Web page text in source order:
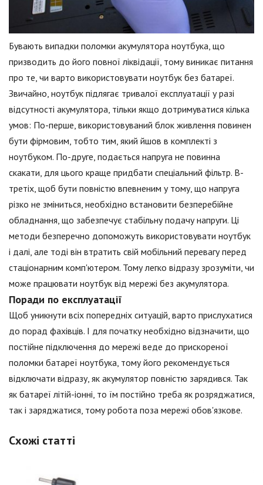
Бувають випадки поломки акумулятора ноутбука, що
призводить до його повної ліквідації, тому виникає питання
про те, чи варто використовувати ноутбук без батареї.
Звичайно, ноутбук підлягає тривалої експлуатації у разі
відсутності акумулятора, тільки якщо дотримуватися кілька
умов: По-перше, використовуваний блок живлення повинен
бути фірмовим, тобто тим, який йшов в комплекті з
ноутбуком. По-друге, подається напруга не повинна
скакати, для цього краще придбати спеціальний фільтр. В-
третіх, щоб бути повністю впевненим у тому, що напруга
різко не зміниться, необхідно встановити безперебійне
обладнання, що забезпечує стабільну подачу напруги. Ці
методи безперечно допоможуть використовувати ноутбук
і далі, але тоді він втратить свій мобільний перевагу перед
стаціонарним комп'ютером. Тому легко відразу зрозуміти, чи
може працювати ноутбук від мережі без акумулятора.
Поради по експлуатації
Щоб уникнути всіх попередніх ситуацій, варто прислухатися
до порад фахівців. І для початку необхідно відзначити, що
постійне підключення до мережі веде до прискореної
поломки батареї ноутбука, тому його рекомендується
відключати відразу, як акумулятор повністю зарядився. Так
як батареї літій-іонні, то їм постійно треба як розряджатися,
так і заряджатися, тому робота поза мережі обов'язкове.
Схожі статті